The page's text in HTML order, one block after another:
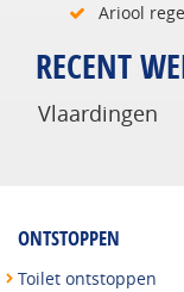
Ariool
RECENT
Vlaardingen
ONTSTOPPEN
Toilet ontstoppen